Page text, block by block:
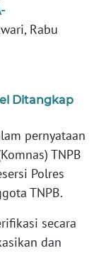
Rabu
Ditangkap
pernyataan
TNPB
Polres
TNPB.
secara
dan